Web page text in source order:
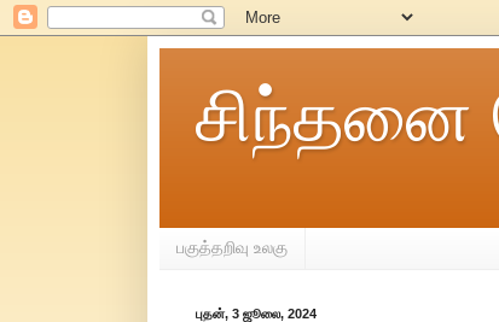
பகுத்தறிவு உலகு
புதன், 3 ஜூலை, 2024